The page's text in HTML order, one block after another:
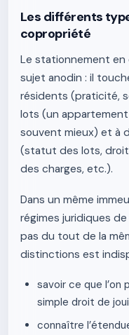
Les différents
copropriété
Le stationnement en
sujet anodin : il
résidents (praticité,
lots (un
souvent mieux) et à
(statut des lots,
des charges, etc.).
Dans un même
régimes juridiques
pas du tout de la
distinctions est
savoir ce que
simple droit de
connaître